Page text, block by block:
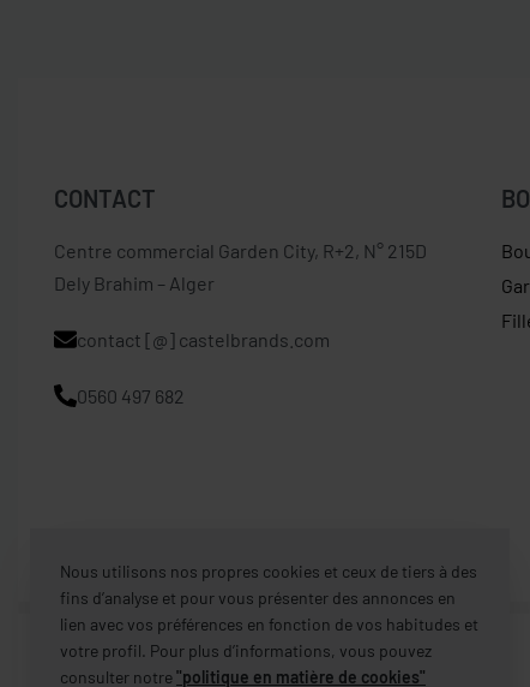
CONTACT
Centre commercial Garden City, R+2, N° 215D
Dely Brahim – Alger
contact [@] castelbrands.com
0560 497 682
Nous utilisons nos propres cookies et ceux de tiers à des
fins d’analyse et pour vous présenter des annonces en
lien avec vos préférences en fonction de vos habitudes et
votre profil. Pour plus d’informations, vous pouvez
consulter notre"politique en matière de cookies"